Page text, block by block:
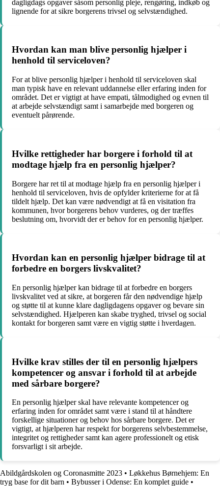
dagligdags opgaver såsom personlig pleje, rengøring, indkøb og
lignende for at sikre borgerens trivsel og selvstændighed.
Hvordan kan man blive personlig hjælper i
henhold til serviceloven?
For at blive personlig hjælper i henhold til serviceloven skal
man typisk have en relevant uddannelse eller erfaring inden for
området. Det er vigtigt at have empati, tålmodighed og evnen til
at arbejde selvstændigt samt i samarbejde med borgeren og
eventuelt pårørende.
Hvilke rettigheder har borgere i forhold til at
modtage hjælp fra en personlig hjælper?
Borgere har ret til at modtage hjælp fra en personlig hjælper i
henhold til serviceloven, hvis de opfylder kriterierne for at få
tildelt hjælp. Det kan være nødvendigt at få en visitation fra
kommunen, hvor borgerens behov vurderes, og der træffes
beslutning om, hvorvidt der er behov for en personlig hjælper.
Hvordan kan en personlig hjælper bidrage til at
forbedre en borgers livskvalitet?
En personlig hjælper kan bidrage til at forbedre en borgers
livskvalitet ved at sikre, at borgeren får den nødvendige hjælp
og støtte til at kunne klare dagligdagens opgaver og bevare sin
selvstændighed. Hjælperen kan skabe tryghed, trivsel og social
kontakt for borgeren samt være en vigtig støtte i hverdagen.
Hvilke krav stilles der til en personlig hjælpers
kompetencer og ansvar i forhold til at arbejde
med sårbare borgere?
En personlig hjælper skal have relevante kompetencer og
erfaring inden for området samt være i stand til at håndtere
forskellige situationer og behov hos sårbare borgere. Det er
vigtigt, at hjælperen har respekt for borgerens selvbestemmelse,
integritet og rettigheder samt kan agere professionelt og etisk
forsvarligt i sit arbejde.
Abildgårdskolen og Coronasmitte 2023 • Løkkehus Børnehjem: En
tryg base for dit barn • Bybusser i Odense: En komplet guide •